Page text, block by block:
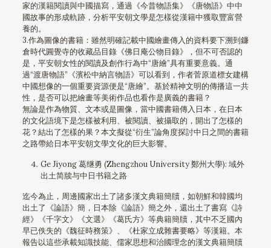
家的漢籍閱讀與中國描寫，通過《今昔物語集》《唐物語》中中
國故事的形成軌跡，分析平安朝文學是怎樣從漢籍中獲取豐富營
養的。
3.作為圖像的書籍：雖然明確記載中國繪畫傳入的資料要下溯到鐮
倉時代圓覺寺的收藏品目錄《佛日庵公物目錄》，但不可否認的
是，平安朝女性的閱讀及創作行為中“唐繪”具有重要意義。通
過“渡唐物語”《濱松中納言物語》可以看到，作者菅原道標女建構
中國想像的一個重要資源便是“唐繪”。基於精神文明的傳播這一共
性，是否可以把繪畫等美術作品也看作是廣義的書籍？
無論是作為物質、文本或是圖像，當中國書籍傳入日本，在日本
的文化語境下是怎樣被利用、被閱讀、被攝取的，開出了怎樣的
花？結出了怎樣的果？本文擬從“衍生”論角度探討中日之間的書籍
之路帶給日本平安朝文學文化的巨大影響。
Ge Jiyong 葛继勇 (Zhengzhou University 鄭州大學): 域外
出土简牍与中日书籍之路
迄今為止，周邊國家出土了諸多漢文典籍簡牘，如朝鮮和韓國均
出土了《論語》簡，日本除《論語》簡之外，還出土了書寫《詩
經》《千字文》《文選》《葛氏方》等典籍簡牘，其中不乏國內
早已佚失的《魏征時務策》、《杜家立成雜書要略》等漢籍。本
報告以這些承載知識技能、儒家思想和治國理念的漢文典籍簡牘